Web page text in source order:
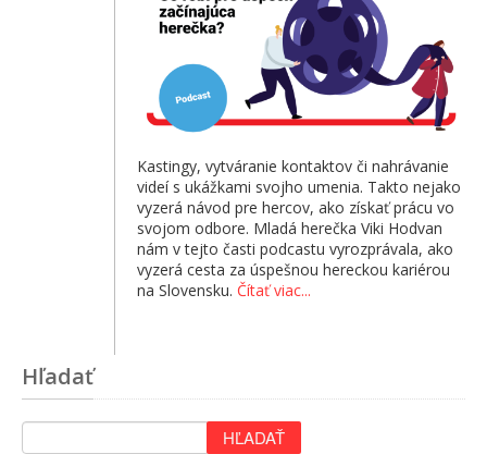
Kastingy, vytváranie kontaktov či nahrávanie
videí s ukážkami svojho umenia. Takto nejako
vyzerá návod pre hercov, ako získať prácu vo
svojom odbore. Mladá herečka Viki Hodvan
nám v tejto časti podcastu vyrozprávala, ako
vyzerá cesta za úspešnou hereckou kariérou
na Slovensku. Čítať viac...
Hľadať